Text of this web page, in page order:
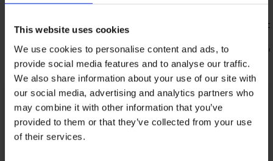
This website uses cookies
We use cookies to personalise content and ads, to
provide social media features and to analyse our traffic.
We also share information about your use of our site with
our social media, advertising and analytics partners who
may combine it with other information that you’ve
provided to them or that they’ve collected from your use
of their services.
5
5
DIVA by IVA brazil női alsó
7 290 Ft
Themis
14 560 Ft
Ugyanebből a kollekcióból